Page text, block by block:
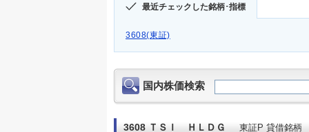
最近チェックした銘柄･指標
3608(東証)